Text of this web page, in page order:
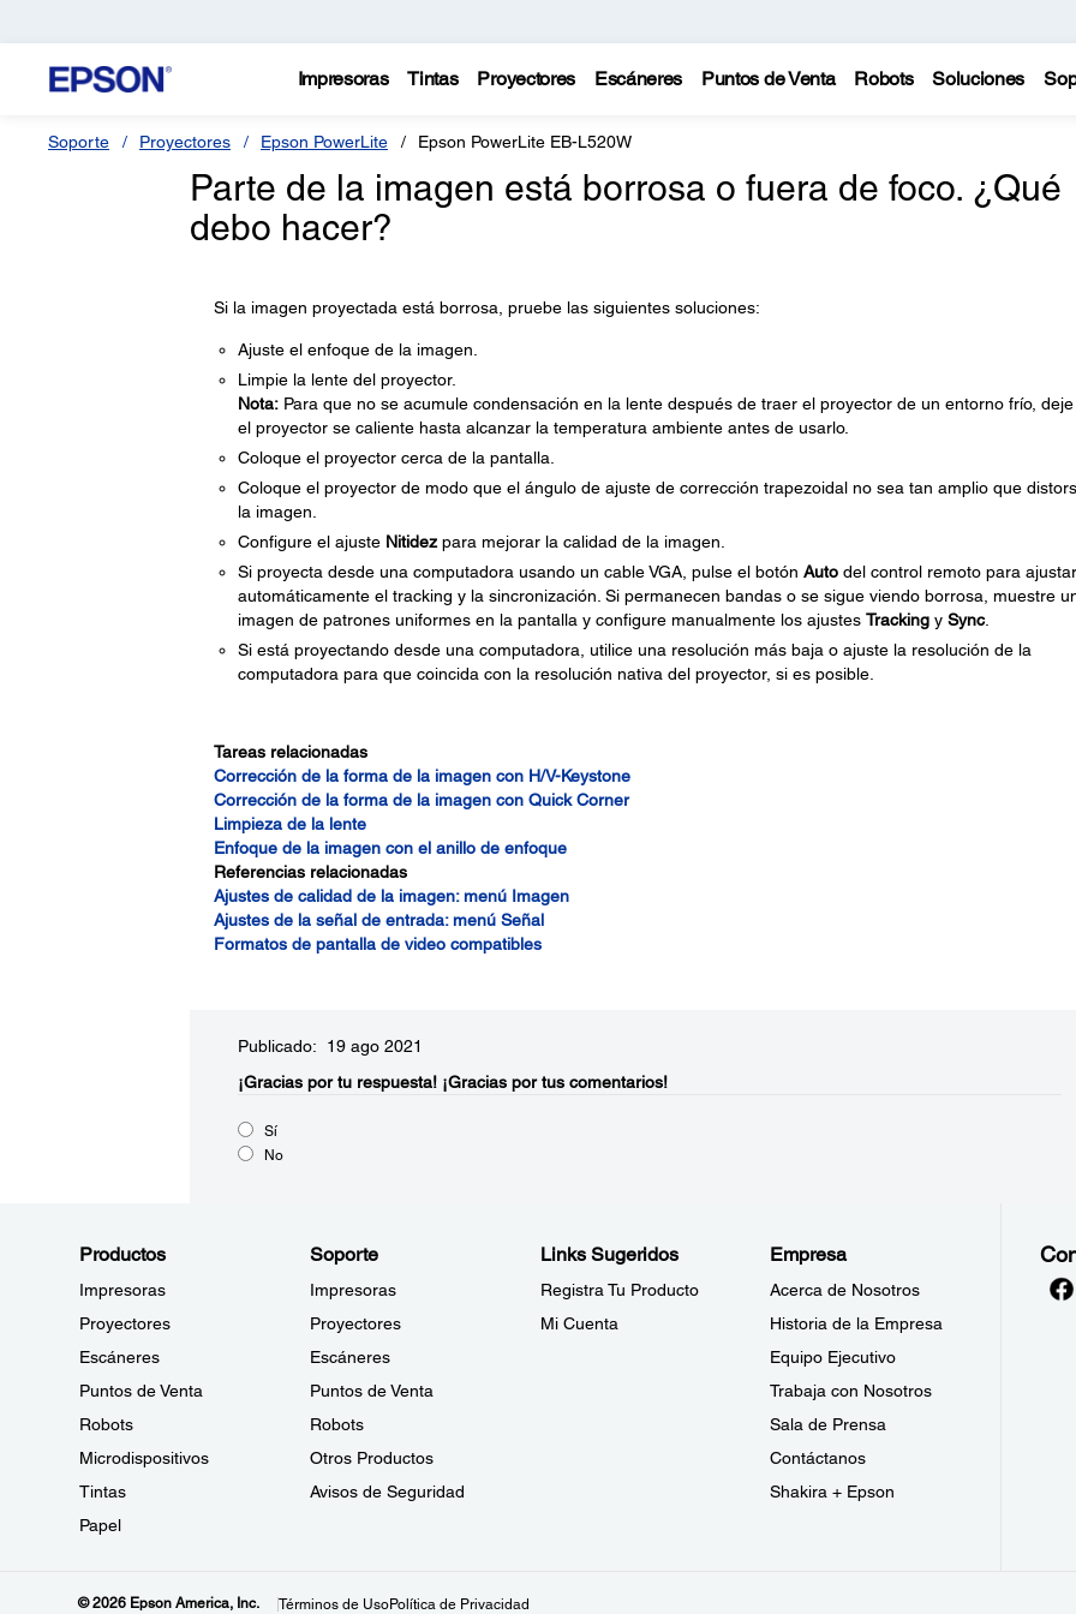
Impresoras Tintas Proyectores Escáneres Puntos de Venta Robots Soluciones
Soporte Proyectores Epson PowerLite Epson PowerLite EB-L520W
Parte de la imagen está borrosa o fuera de foco. ¿Qué
debo hacer?
Si la imagen proyectada está borrosa, pruebe las siguientes soluciones:
Ajuste el enfoque de la imagen.
Limpie la lente del proyector.
Nota:Para que no se acumule condensación en la lente después de traer el proyector de un entorno frío,
el proyector se caliente hasta alcanzar la temperatura ambiente antes de usarlo.
Coloque el proyector cerca de la pantalla.
Coloque el proyector de modo que el ángulo de ajuste de corrección trapezoidal no sea tan amplio que
la imagen.
Configure el ajuste Nitidezpara mejorar la calidad de la imagen.
Si proyecta desde una computadora usando un cable VGA, pulse el botón Autodel control remoto para ajustar
automáticamente el tracking y la sincronización. Si permanecen bandas o se sigue viendo borrosa, muestre
imagen de patrones uniformes en la pantalla y configure manualmente los ajustes Trackingy Sync.
Si está proyectando desde una computadora, utilice una resolución más baja o ajuste la resolución de la
computadora para que coincida con la resolución nativa del proyector, si es posible.
Tareas relacionadas
Corrección de la forma de la imagen con H/V-Keystone
Corrección de la forma de la imagen con Quick Corner
Limpieza de la lente
Enfoque de la imagen con el anillo de enfoque
Referencias relacionadas
Ajustes de calidad de la imagen: menú Imagen
Ajustes de la señal de entrada: menú Señal
Formatos de pantalla de video compatibles
Publicado: 19 ago 2021
¡Gracias por tu respuesta! ¡Gracias por tus comentarios!
Sí
No
Productos
Impresoras
Proyectores
Escáneres
Puntos de Venta
Robots
Microdispositivos
Tintas
Papel
Soporte
Impresoras
Proyectores
Escáneres
Puntos de Venta
Robots
Otros Productos
Avisos de Seguridad
Links Sugeridos
Registra Tu Producto
Mi Cuenta
Empresa
Acerca de Nosotros
Historia de la Empresa
Equipo Ejecutivo
Trabaja con Nosotros
Sala de Prensa
Contáctanos
Shakira + Epson
© 2026 Epson America, Inc. Términos de UsoPolítica de Privacidad